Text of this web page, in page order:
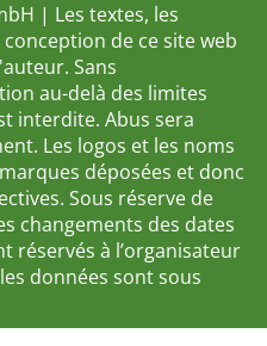
| Les textes, les
de ce site web
Sans
au-delà des limites
interdite. Abus sera
Les logos et les noms
déposées et donc
Sous réserve de
changements des dates
réservés à l’organisateur
données sont sous